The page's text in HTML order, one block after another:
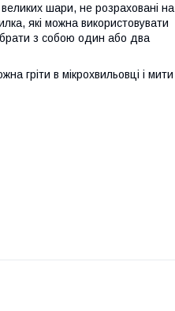
шари, не розраховані на
які можна використовувати
з собою один або два
гріти в мікрохвильовці і мити